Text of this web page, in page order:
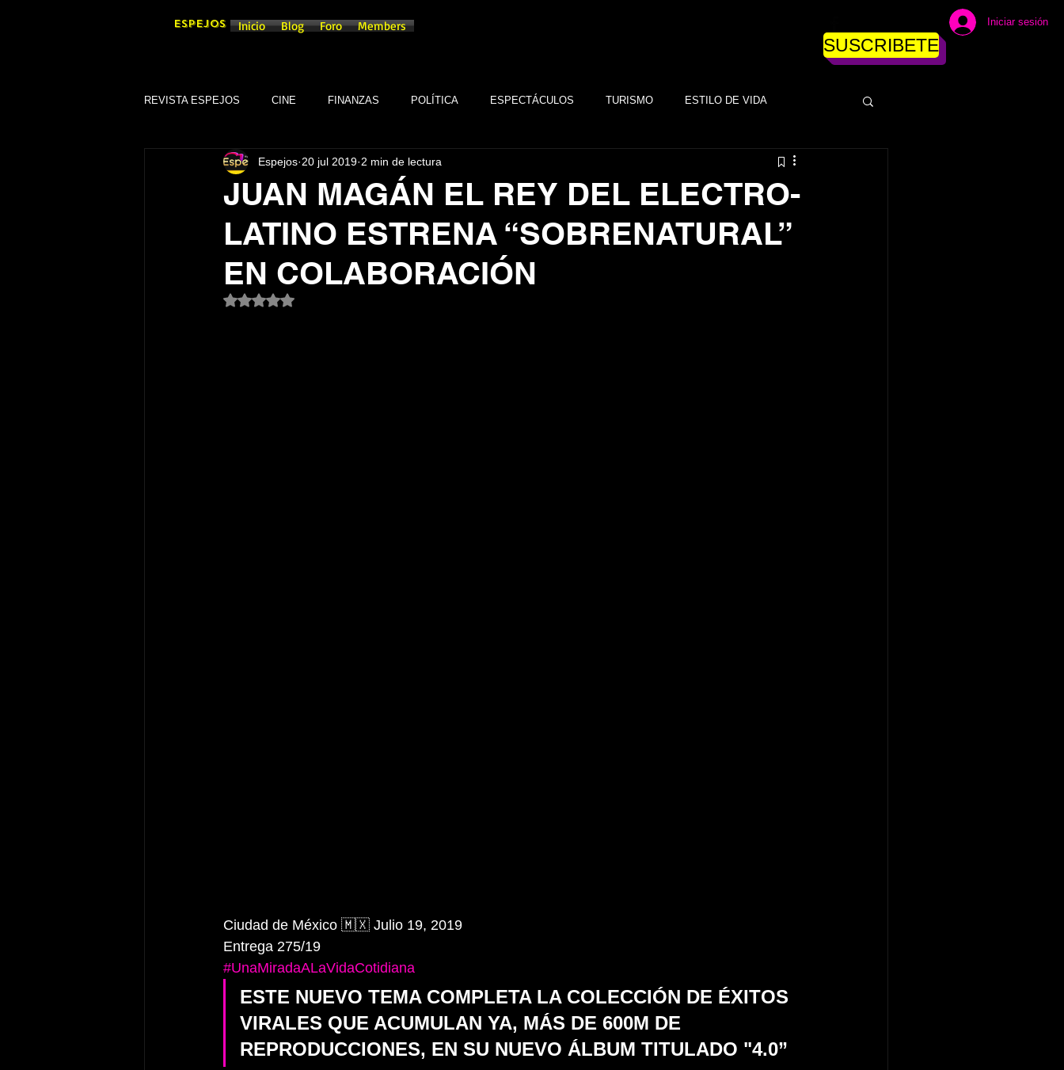
ESPEJOS Inicio Blog Foro Members
SUSCRIBETE
Iniciar sesión
REVISTA ESPEJOS CINE FINANZAS POLÍTICA ESPECTÁCULOS TURISMO ESTILO DE VIDA
DEPORTES SOCIEDAD TECNOLOGÍA
SINDICATOS FSTSE CINE ESPECTÁCULOS ALTRUISMO EMPRESAS EMPRESAS
GOBIERNO DE GUANAJUATO, GTO
JUAN MAGÁN EL REY DEL ELECTRO-
LATINO ESTRENA “SOBRENATURAL”
EN COLABORACIÓN
Espejos 20 jul 2019 2 min de lectura
Obtuvo NaN de 5 estrellas.
Ciudad de México 🇲🇽 Julio 19, 2019
Entrega 275/19
#UnaMiradaALaVidaCotidiana
ESTE NUEVO TEMA COMPLETA LA COLECCIÓN DE ÉXITOS
VIRALES QUE ACUMULAN YA, MÁS DE 600M DE
REPRODUCCIONES, EN SU NUEVO ÁLBUM TITULADO "4.0”